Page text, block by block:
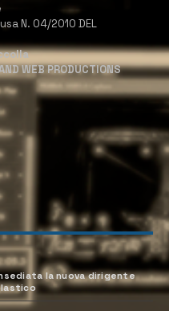
N. 04/2010 DEL
WEB PRODUCTIONS
la nuova dirigente